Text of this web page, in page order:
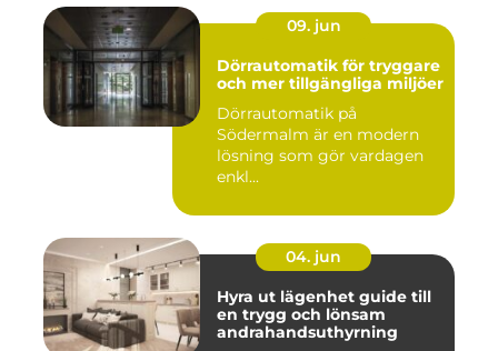
09. jun
Dörrautomatik för tryggare
och mer tillgängliga miljöer
Dörrautomatik på
Södermalm är en modern
lösning som gör vardagen
enkl...
04. jun
Hyra ut lägenhet guide till
en trygg och lönsam
andrahandsuthyrning